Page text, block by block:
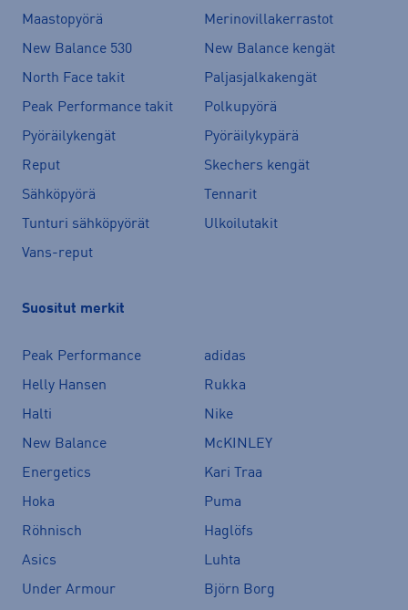
Maastopyörä
Merinovillakerrastot
New Balance 530
New Balance kengät
North Face takit
Paljasjalkakengät
Peak Performance takit
Polkupyörä
Pyöräilykengät
Pyöräilykypärä
Reput
Skechers kengät
Sähköpyörä
Tennarit
Tunturi sähköpyörät
Ulkoilutakit
Vans-reput
Suositut merkit
Peak Performance
adidas
Helly Hansen
Rukka
Halti
Nike
New Balance
McKINLEY
Energetics
Kari Traa
Hoka
Puma
Röhnisch
Haglöfs
Asics
Luhta
Under Armour
Björn Borg